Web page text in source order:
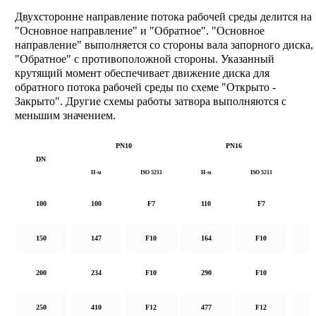
Двухсторонне направление потока рабочей среды делится на
"Основное направление" и "Обратное". "Основное
направление" выполняется со стороны вала запорного диска,
"Обратное" с противоположной стороны. Указанный
крутящий момент обеспечивает движение диска для
обратного потока рабочей среды по схеме "Открыто -
Закрыто". Другие схемы работы затвора выполняются с
меньшим значением.
DN
PN10 PN16
Н·м ISO 5211 Н·м ISO 5211
100 100 F7 110 F7
150 147 F10 164 F10
200 234 F10 290 F10
250 410 F12 477 F12